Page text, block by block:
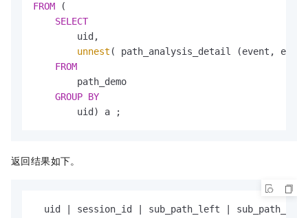
FROM (
SELECT
        uid,
unnest ( path_analysis_detail (event,
FROM
        path_demo
GROUP BY
        uid) a ;
返回结果如下。
  uid
session_id sub_path_left